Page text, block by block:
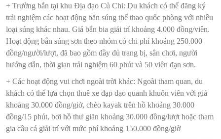
+ Trường bắn tại khu Địa đạo Củ Chi: Du khách có thể đăng ký
trải nghiệm các hoạt động bắn súng thể thao quốc phòng với nhiều
loại súng khác nhau. Giá bắn bia giải trí khoảng 4.000 đồng/viên.
Hoạt động bắn súng sơn theo nhóm có chi phí khoảng 250.000
đồng/người/lượt, đã bao gồm đầy đủ trang bị, sân chơi, người
hướng dẫn, thời gian trải nghiệm 60 phút và 50 viên đạn sơn.
+ Các hoạt động vui chơi ngoài trời khác: Ngoài tham quan, du
khách có thể lựa chọn thuê xe đạp dạo quanh khuôn viên với giá
khoảng 30.000 đồng/giờ, chèo kayak trên hồ khoảng 30.000
đồng/15 phút, bơi hồ thư giãn khoảng 30.000 đồng/lượt hoặc tham
gia câu cá giải trí với mức phí khoảng 150.000 đồng/giờ